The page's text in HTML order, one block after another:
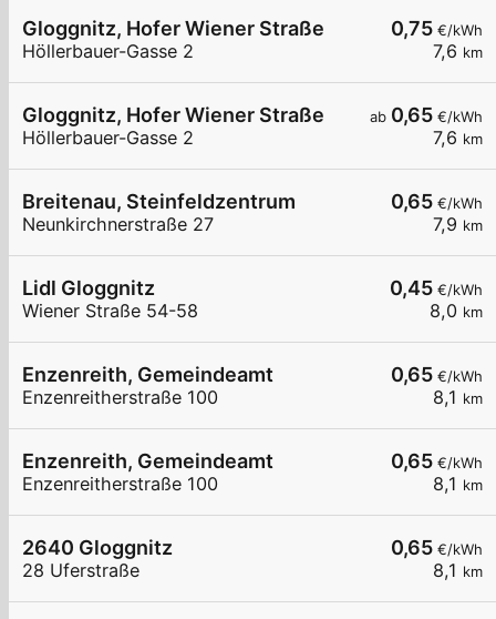
0,75 €/kWh
7,6 km
Gloggnitz, Hofer Wiener Straße
Höllerbauer-Gasse 2
ab 0,65 €/kWh
7,6 km
Gloggnitz, Hofer Wiener Straße
Höllerbauer-Gasse 2
0,65 €/kWh
7,9 km
Breitenau, Steinfeldzentrum
Neunkirchnerstraße 27
0,45 €/kWh
8,0 km
Lidl Gloggnitz
Wiener Straße 54-58
0,65 €/kWh
8,1 km
Enzenreith, Gemeindeamt
Enzenreitherstraße 100
0,65 €/kWh
8,1 km
Enzenreith, Gemeindeamt
Enzenreitherstraße 100
0,65 €/kWh
8,1 km
2640 Gloggnitz
28 Uferstraße